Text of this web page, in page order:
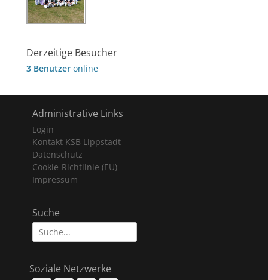
Derzeitige Besucher
3 Benutzer online
Administrative Links
Login
Kontakt KSB Lippstadt
Datenschutz
Cookie-Richtlinie (EU)
Impressum
Suche
Suche
nach:
Soziale Netzwerke